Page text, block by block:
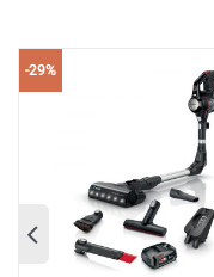
Sản
phẩm
Máy hút bụi
dây
Máy hút bụi
Máy hút bụi cho
hơi
-29%